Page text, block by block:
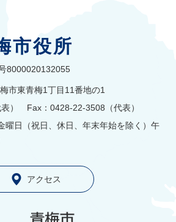
市役所
8000020132055
市東青梅1丁目11番地の1
） Fax：0428-22-3508（代表）
曜日（祝日、休日、年末年始を除く）午
アクセス